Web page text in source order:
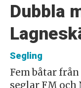
Dubbla
Segling
Fem båtar
seglar FM och